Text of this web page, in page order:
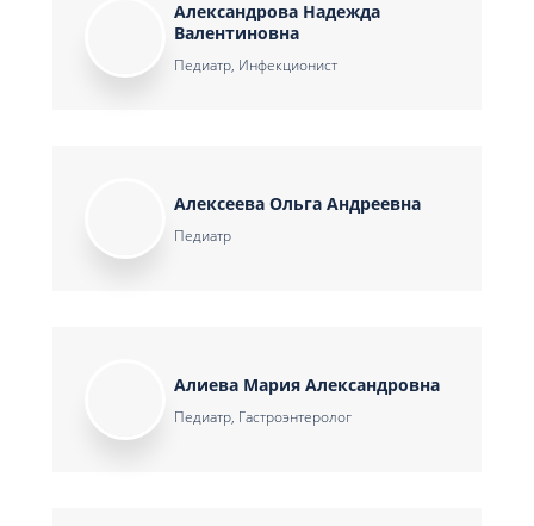
Александрова Надежда
Валентиновна
Педиатр, Инфекционист
Алексеева Ольга Андреевна
Педиатр
Алиева Мария Александровна
Педиатр, Гастроэнтеролог